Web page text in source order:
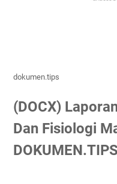
dokumen.tips
(DOCX)
Dan Fisiologi
DOKUMEN.TIPS